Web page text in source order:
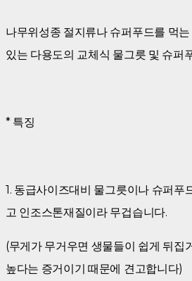
나무위성종 절지류나 슈퍼푸드를 먹
있는 다용도의 교체식 물그릇 및 슈퍼
* 특징
1. 동급사이즈대비 물그릇이나 슈퍼푸
고 인조스톤재질이라 무겁습니다.
(무게가 무거우면 생물들이 쉽게 뒤집
높다는 증거이기 때문에 견고합니다)